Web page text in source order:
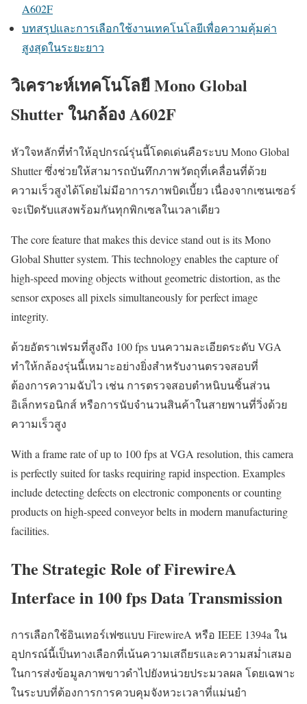
A602F
บทสรุปและการเลือกใช้งานเทคโนโลยีเพื่อความคุ้มค่า
สูงสุดในระยะยาว
วิเคราะห์เทคโนโลยี Mono Global
Shutter ในกล้อง A602F
หัวใจหลักที่ทำให้อุปกรณ์รุ่นนี้โดดเด่นคือระบบ Mono Global
Shutter ซึ่งช่วยให้สามารถบันทึกภาพวัตถุที่เคลื่อนที่ด้วย
ความเร็วสูงได้โดยไม่มีอาการภาพบิดเบี้ยว เนื่องจากเซนเซอร์
จะเปิดรับแสงพร้อมกันทุกพิกเซลในเวลาเดียว
The core feature that makes this device stand out is its Mono
Global Shutter system. This technology enables the capture of
high-speed moving objects without geometric distortion, as the
sensor exposes all pixels simultaneously for perfect image
integrity.
ด้วยอัตราเฟรมที่สูงถึง 100 fps บนความละเอียดระดับ VGA
ทำให้กล้องรุ่นนี้เหมาะอย่างยิ่งสำหรับงานตรวจสอบที่
ต้องการความฉับไว เช่น การตรวจสอบตำหนิบนชิ้นส่วน
อิเล็กทรอนิกส์ หรือการนับจำนวนสินค้าในสายพานที่วิ่งด้วย
ความเร็วสูง
With a frame rate of up to 100 fps at VGA resolution, this camera
is perfectly suited for tasks requiring rapid inspection. Examples
include detecting defects on electronic components or counting
products on high-speed conveyor belts in modern manufacturing
facilities.
The Strategic Role of FirewireA
Interface in 100 fps Data Transmission
การเลือกใช้อินเทอร์เฟซแบบ FirewireA หรือ IEEE 1394a ใน
อุปกรณ์นี้เป็นทางเลือกที่เน้นความเสถียรและความสม่ำเสมอ
ในการส่งข้อมูลภาพขาวดำไปยังหน่วยประมวลผล โดยเฉพาะ
ในระบบที่ต้องการการควบคุมจังหวะเวลาที่แม่นยำ